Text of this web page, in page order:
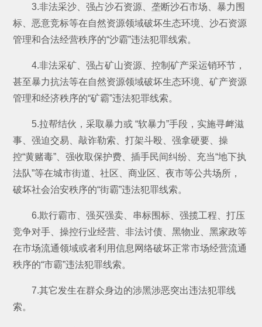
3.非法采沙、强占沙石资源、垄断沙石市场、暴力围
标、恶意竞标等在自然资源领域破坏生态环境、沙石资源
管理和合法经营秩序的“沙霸”违法犯罪线索。
4.非法采矿、强占矿山资源、控制矿产采运销环节，
甚至暴力抗法等在自然资源领域破坏生态环境、矿产资源
管理和经济秩序的“矿霸”违法犯罪线索。
5.拉帮结伙，采取暴力或 “软暴力”手段，实施寻衅滋
事、强迫交易、敲诈勒索、打架斗殴、强拿硬要、操
控“黄赌毒”、强收取保护费、插手民间纠纷、充当“地下执
法队”等在城市街道、社区、商业区、夜市等公共场所，
破坏社会治安秩序的“街霸”违法犯罪线索。
6.欺行霸市、强买强卖、串标围标、强揽工程、打压
竞争对手、操控行业经营、非法讨债、黑物业、黑家政等
在市场流通领域或者利用信息网络破坏正常市场经营流通
秩序的“市霸”违法犯罪线索。
7.其它发生在群众身边的涉黑涉恶突出违法犯罪线
索。